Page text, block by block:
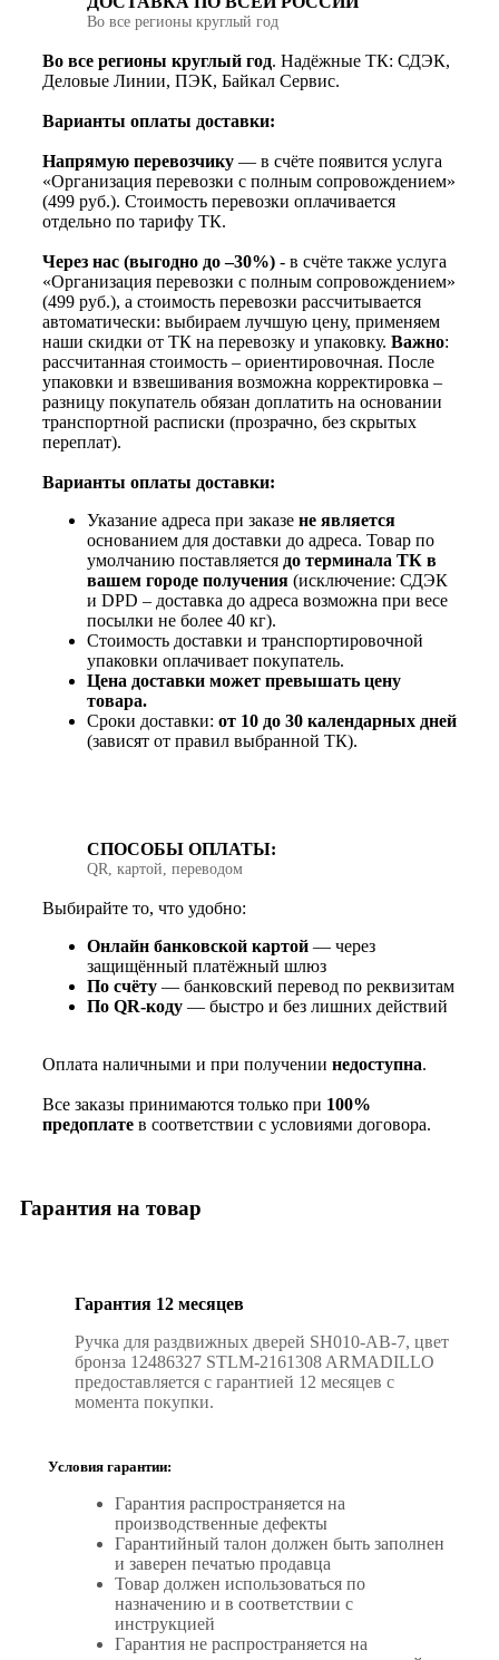
Во все регионы круглый год
Во все регионы круглый год. Надёжные ТК: СДЭК,
Деловые Линии, ПЭК, Байкал Сервис.
Варианты оплаты доставки:
Напрямую перевозчику — в счёте появится услуга
«Организация перевозки с полным сопровождением»
(499 руб.). Стоимость перевозки оплачивается
отдельно по тарифу ТК.
Через нас (выгодно до –30%) - в счёте также услуга
«Организация перевозки с полным сопровождением»
(499 руб.), а стоимость перевозки рассчитывается
автоматически: выбираем лучшую цену, применяем
наши скидки от ТК на перевозку и упаковку. Важно:
рассчитанная стоимость – ориентировочная. После
упаковки и взвешивания возможна корректировка –
разницу покупатель обязан доплатить на основании
транспортной расписки (прозрачно, без скрытых
переплат).
Варианты оплаты доставки:
Указание адреса при заказе не является
основанием для доставки до адреса. Товар по
умолчанию поставляется до терминала ТК в
вашем городе получения (исключение: СДЭК
и DPD – доставка до адреса возможна при весе
посылки не более 40 кг).
Стоимость доставки и транспортировочной
упаковки оплачивает покупатель.
Цена доставки может превышать цену
товара.
Сроки доставки: от 10 до 30 календарных дней
(зависят от правил выбранной ТК).
СПОСОБЫ ОПЛАТЫ:
QR, картой, переводом
Выбирайте то, что удобно:
Онлайн банковской картой — через
защищённый платёжный шлюз
По счёту — банковский перевод по реквизитам
По QR‑коду — быстро и без лишних действий
Оплата наличными и при получении недоступна.
Все заказы принимаются только при 100%
предоплате в соответствии с условиями договора.
Гарантия на товар
Гарантия 12 месяцев
Ручка для раздвижных дверей SH010-AB-7, цвет
бронза 12486327 STLM-2161308 ARMADILLO
предоставляется с гарантией 12 месяцев с
момента покупки.
Условия гарантии:
Гарантия распространяется на
производственные дефекты
Гарантийный талон должен быть заполнен
и заверен печатью продавца
Товар должен использоваться по
назначению и в соответствии с
инструкцией
Гарантия не распространяется на